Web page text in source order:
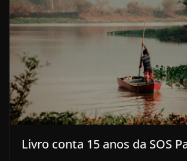
Livro conta 15 anos da SOS